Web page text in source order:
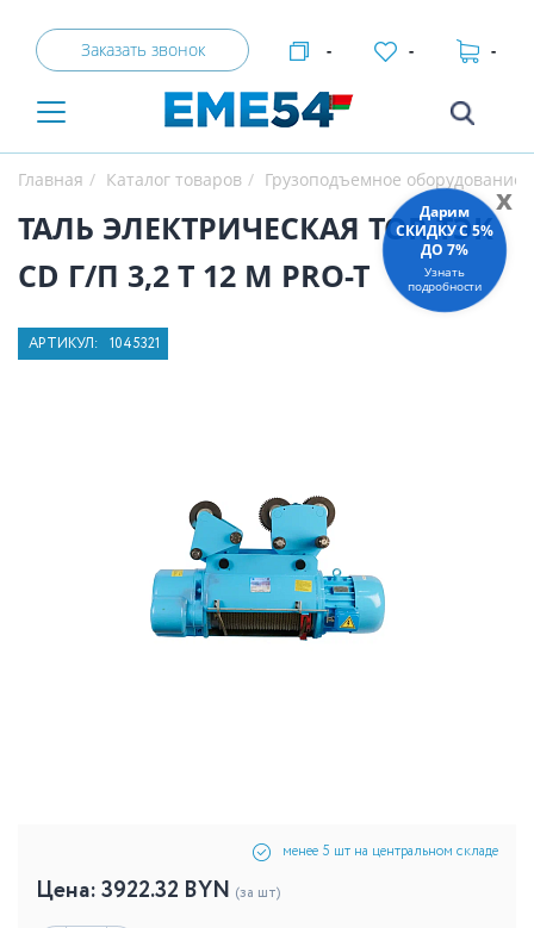
Заказать звонок - - -
Главная Каталог товаров Грузоподъемное оборудование
ТАЛЬ ЭЛЕКТРИЧЕСКАЯ TOR ТЭК
CD Г/П 3,2 Т 12 М PRO-T
АРТИКУЛ: 1045321
менее 5 шт на центральном складе
Цена:3922.32 BYN (за шт)
x
Дарим
СКИДКУ C 5%
ДО 7%
Узнать
подробности